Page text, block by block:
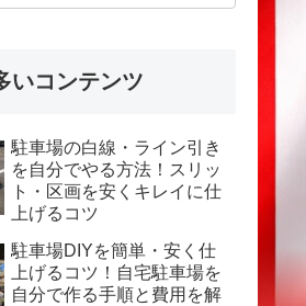
いコンテンツ
駐車場の白線・ライン引き
を自分でやる方法！スリッ
ト・区画を安くキレイに仕
上げるコツ
駐車場DIYを簡単・安く仕
上げるコツ！自宅駐車場を
自分で作る手順と費用を解